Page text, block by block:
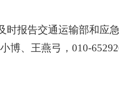
报告交通运输部和应急
博、王燕弓，010-